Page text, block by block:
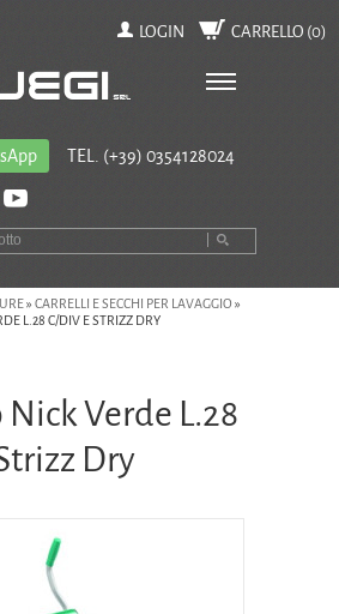
LOGIN CARRELLO (0)
TEL. (+39) 0354128024
» CARRELLI E SECCHI PER LAVAGGIO »
L.28 C/DIV E STRIZZ DRY
Verde L.28
Dry